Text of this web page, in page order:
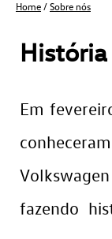
Home / Sobre nós
História
Em
fazendo